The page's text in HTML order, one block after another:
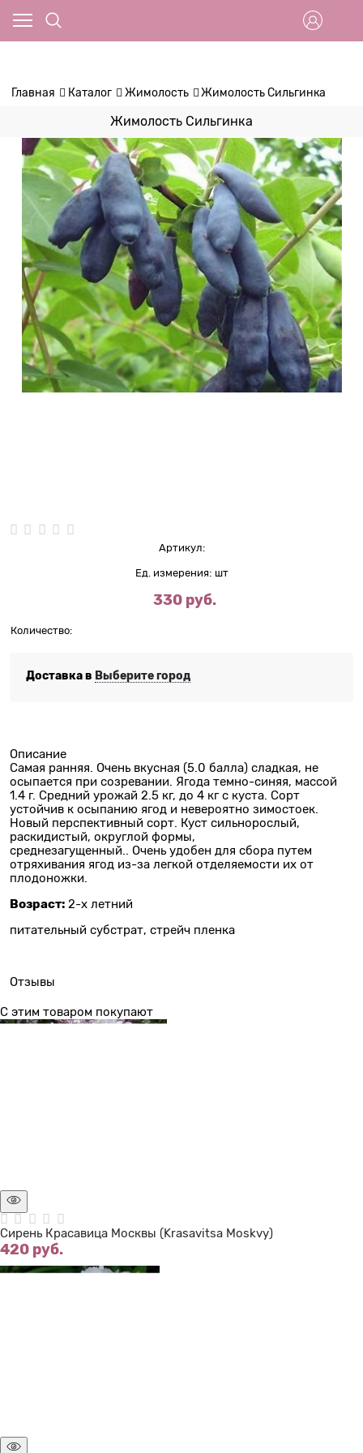
Главная Каталог Жимолость Жимолость Сильгинка
Жимолость Сильгинка
Артикул:
Ед. измерения: шт
330 руб.
Количество:
Доставка в Выберите город
Описание
Самая ранняя. Очень вкусная (5.0 балла) сладкая, не
осыпается при созревании. Ягода темно-синяя, массой
1.4 г. Средний урожай 2.5 кг, до 4 кг с куста. Сорт
устойчив к осыпанию ягод и невероятно зимостоек.
Новый перспективный сорт. Куст сильнорослый,
раскидистый, округлой формы,
среднезагущенный.. Очень удобен для сбора путем
отряхивания ягод из-за легкой отделяемости их от
плодоножки.
Возраст: 2-х летний
питательный субстрат, стрейч пленка
Отзывы
С этим товаром покупают
Сирень Красавица Москвы (Krasavitsa Moskvy)
420 руб.